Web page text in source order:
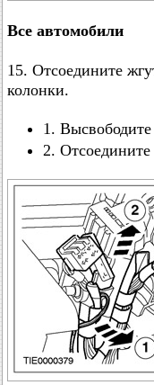
Все автомобили
15. Отсоедините
колонки.
1.
2. Отсоедините